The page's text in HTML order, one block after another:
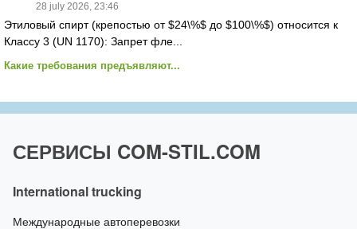
28 july 2026, 23:46
Этиловый спирт (крепостью от $24\%$ до $100\%$) относится к
Классу 3 (UN 1170): Запрет фле...
Какие требования предъявляют...
СЕРВИСЫ COM-STIL.COM
International trucking
Международные автоперевозки